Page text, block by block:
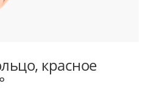
красное